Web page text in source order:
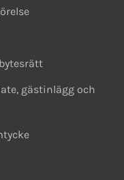
gästinlägg och